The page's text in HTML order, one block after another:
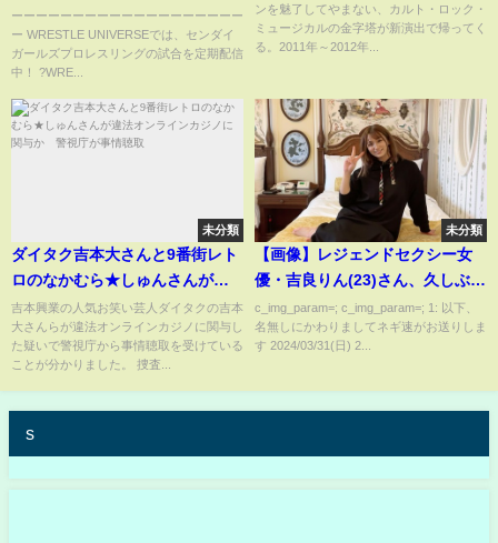
ール
ーーーーーーーーーーーーーーーーーーー
ー WRESTLE UNIVERSEでは、センダイ
ガールズプロレスリングの試合を定期配信
中！ ?WRE...
ンを魅了してやまない、カルト・ロック・
ミュージカルの金字塔が新演出で帰ってく
る。2011年～2012年...
未分類
ダイタク吉本大さんと9番街レト
ロのなかむら★しゅんさんが違
法オンラインカジノに関与か
警視庁が事情聴取
吉本興業の人気お笑い芸人ダイタクの吉本
大さんらが違法オンラインカジノに関与し
た疑いで警視庁から事情聴取を受けている
ことが分かりました。 捜査...
未分類
【画像】レジェンドセクシー女
優・吉良りん(23)さん、久しぶり
にインスタ更新
c_img_param=; c_img_param=; 1: 以下、
名無しにかわりましてネギ速がお送りしま
す 2024/03/31(日) 2...
s